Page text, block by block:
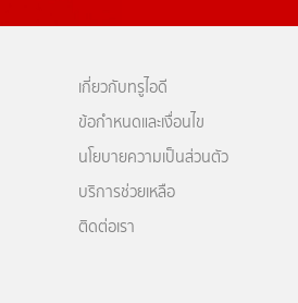
เกี่ยวกับทรูไอดี
ข้อกำหนดและเงื่อนไข
นโยบายความเป็นส่วนตัว
บริการช่วยเหลือ
ติดต่อเรา